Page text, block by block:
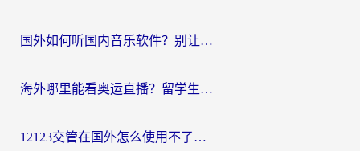
国外如何听国内音乐软件？别让地域限制，断了你的中文歌单
海外哪里能看奥运直播？留学生&海外华人必看的体育赛事观赛终极指南
12123交管在国外怎么使用不了？海外华人必看的无缝访问国内资源指南